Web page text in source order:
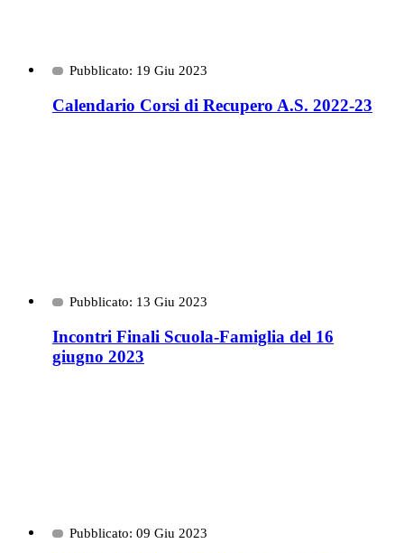
Pubblicato: 19 Giu 2023
Calendario Corsi di Recupero A.S. 2022-23
Pubblicato: 13 Giu 2023
Incontri Finali Scuola-Famiglia del 16
giugno 2023
Pubblicato: 09 Giu 2023